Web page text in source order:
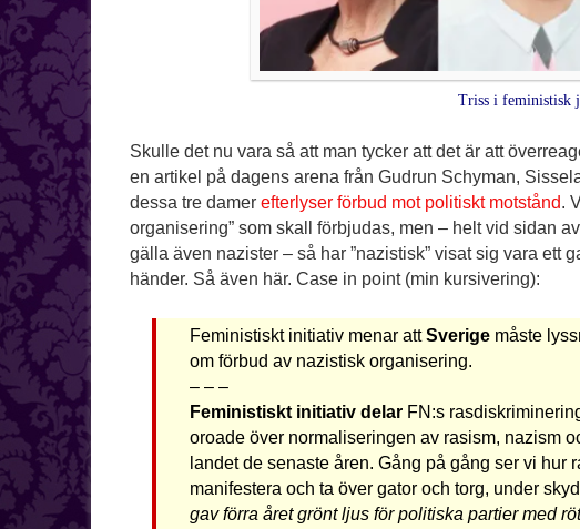
Triss i feministisk
Skulle det nu vara så att man tycker att det är att
en artikel på dagens arena från Gudrun Schyman,
dessa tre damer efterlyser förbud mot politiskt motstånd.
organisering” som skall förbjudas, men – helt vid sidan
gälla även nazister – så har ”nazistisk” visat sig vara ett
händer. Så även här. Case in point (min kursivering):
Feministiskt initiativ menar attSverigemåste
om förbud av nazistisk organisering.
– – –
Feministiskt initiativ delarFN:s
oroade över normaliseringen av rasism, nazism
landet de senaste åren. Gång på gång ser vi hur
manifestera och ta över gator och torg, under
gav förra året grönt ljus för politiska partier med